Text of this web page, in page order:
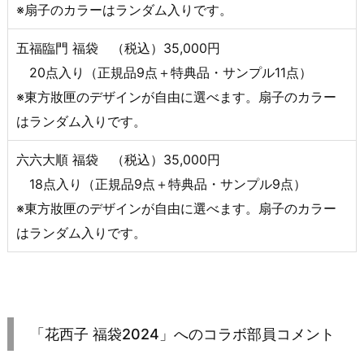
※扇子のカラーはランダム入りです。
五福臨門 福袋 （税込）35,000円
20点入り（正規品9点＋特典品・サンプル11点）
※東方妝匣のデザインが自由に選べます。扇子のカラー
はランダム入りです。
六六大順 福袋 （税込）35,000円
18点入り（正規品9点＋特典品・サンプル9点）
※東方妝匣のデザインが自由に選べます。扇子のカラー
はランダム入りです。
「花西子 福袋2024」へのコラボ部員コメント